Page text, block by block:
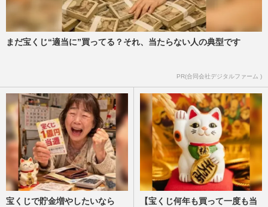
まだ宝くじ“適当に”買ってる？それ、当たらない人の典型です
PR(合同会社デジタルファーム )
宝くじで貯金増やしたいなら
【宝くじ何年も買って一度も当